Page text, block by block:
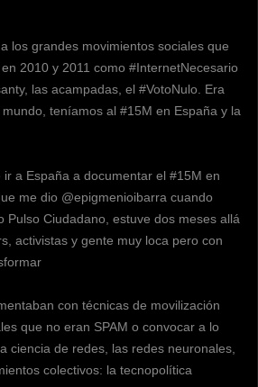
los grandes movimientos sociales que
2010 y 2011 como #InternetNecesario
las acampadas, el #VotoNulo. Era
teníamos al #15M en España y la
a España a documentar el #15M en
me dio @epigmenioibarra cuando
Pulso Ciudadano, estuve dos meses allá
activistas y gente muy loca pero con
con técnicas de movilización
que no eran SPAM o convocar a lo
ciencia de redes, las redes neuronales,
colectivos: la tecnopolítica